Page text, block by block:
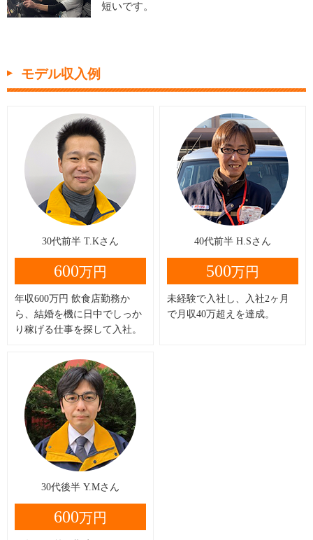
短いです。
モデル収入例
30代前半 T.Kさん
600万円
年収600万円 飲食店勤務か
ら、結婚を機に日中でしっか
り稼げる仕事を探して入社。
40代前半 H.Sさん
500万円
未経験で入社し、入社2ヶ月
で月収40万超えを達成。
30代後半 Y.Mさん
600万円